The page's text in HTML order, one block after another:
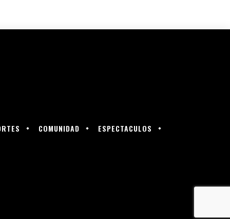
COMUNIDAD
ESPECTACULOS